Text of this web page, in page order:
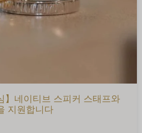
】네이티브 스피커 스태프와
지원합니다